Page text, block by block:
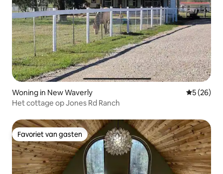
Woning in New Waverly
5 (26)
Het cottage op Jones Rd Ranch
Favoriet van gasten
Favoriet van gasten